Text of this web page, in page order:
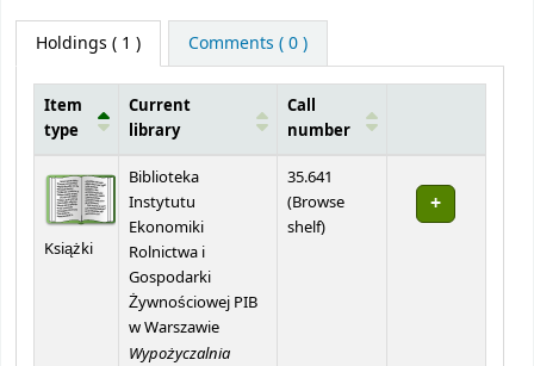
Holdings ( 1 ) Comments ( 0 )
Item
type
Current
library
Call
number
Książki
Biblioteka
Instytutu
Ekonomiki
Rolnictwa i
Gospodarki
Żywnościowej PIB
w Warszawie
Wypożyczalnia
35.641
(Browse
shelf(Opens below)
)